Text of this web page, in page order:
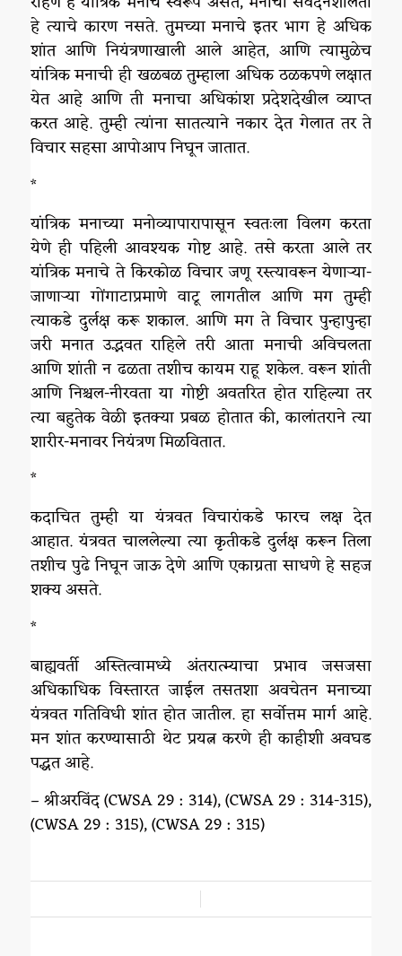
हे त्याचे कारण नसते. तुमच्या मनाचे इतर भाग हे अधिक
शांत आणि नियंत्रणाखाली आले आहेत, आणि त्यामुळेच
यांत्रिक मनाची ही खळबळ तुम्हाला अधिक ठळकपणे लक्षात
येत आहे आणि ती मनाचा अधिकांश प्रदेशदेखील व्याप्त
करत आहे. तुम्ही त्यांना सातत्याने नकार देत गेलात तर ते
विचार सहसा आपोआप निघून जातात.
*
यांत्रिक मनाच्या मनोव्यापारापासून स्वतःला विलग करता
येणे ही पहिली आवश्यक गोष्ट आहे. तसे करता आले तर
यांत्रिक मनाचे ते किरकोळ विचार जणू रस्त्यावरून येणाऱ्या-
जाणाऱ्या गोंगाटाप्रमाणे वाटू लागतील आणि मग तुम्ही
त्याकडे दुर्लक्ष करू शकाल. आणि मग ते विचार पुन्हापुन्हा
जरी मनात उद्भवत राहिले तरी आता मनाची अविचलता
आणि शांती न ढळता तशीच कायम राहू शकेल. वरून शांती
आणि निश्चल-नीरवता या गोष्टी अवतरित होत राहिल्या तर
त्या बहुतेक वेळी इतक्या प्रबळ होतात की, कालांतराने त्या
शारीर-मनावर नियंत्रण मिळवितात.
*
कदाचित तुम्ही या यंत्रवत विचारांकडे फारच लक्ष देत
आहात. यंत्रवत चाललेल्या त्या कृतीकडे दुर्लक्ष करून तिला
तशीच पुढे निघून जाऊ देणे आणि एकाग्रता साधणे हे सहज
शक्य असते.
*
बाह्यवर्ती अस्तित्वामध्ये अंतरात्म्याचा प्रभाव जसजसा
अधिकाधिक विस्तारत जाईल तसतशा अवचेतन मनाच्या
यंत्रवत गतिविधी शांत होत जातील. हा सर्वोत्तम मार्ग आहे.
मन शांत करण्यासाठी थेट प्रयत्न करणे ही काहीशी अवघड
पद्धत आहे.
– श्रीअरविंद (CWSA 29 : 314), (CWSA 29 : 314-315),
(CWSA 29 : 315), (CWSA 29 : 315)